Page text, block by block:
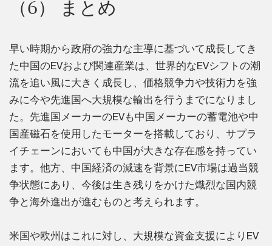
（6） まとめ
早い時期から政府の強力な主導に基づいて成長してき
た中国のEVおよび関連産業は、世界的なEVシフトの潮
流を追い風に大きく成長し、価格競争力や技術力を強
みに今や先進国へ大規模な輸出を行うまでになりまし
た。先進国メーカーのEVも中国メーカーの蓄電池や中
国産磁石を使用したモーターを搭載しており、サプラ
イチェーンにおいても中国が大きな存在感を持ってい
ます。他方、中国経済の減速を背景にEV市場は過当競
争状態にあり、今後は生き残りをかけた熾烈な国内競
争と海外進出が進むものと考えられます。
米国や欧州はこれに対し、大規模な資金支援によりEV